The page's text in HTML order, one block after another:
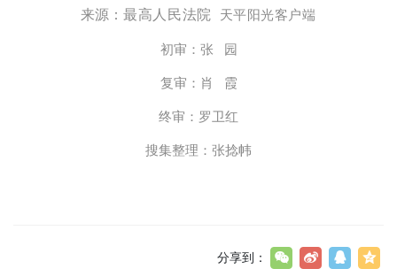
来源：最高人民法院 天平阳光客户端
初审：张 园
复审：肖 霞
终审：罗卫红
搜集整理：张捻帏
分享到：